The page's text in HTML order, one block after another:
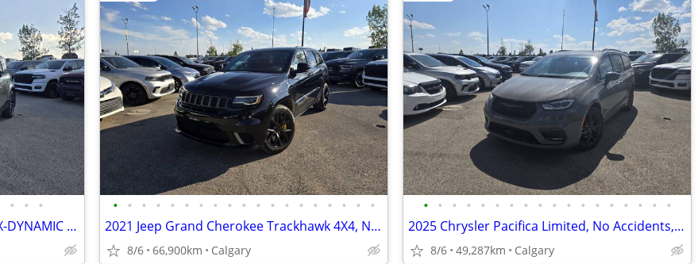
• • •
2022 Land Rover DEFENDER 110 X-DYNAMIC SE 4WD #260608B
• • • • • • • • • • • • • • • • • • •
2021 Jeep Grand Cherokee Trackhawk 4X4, No Accidents, 1 Owner, Local
8/6 66,900km Calgary
• • • • • • • • • • • • • • • • • •
2025 Chrysler Pacifica Limited, No Accidents, Local Unit #11166
8/6 49,287km Calgary